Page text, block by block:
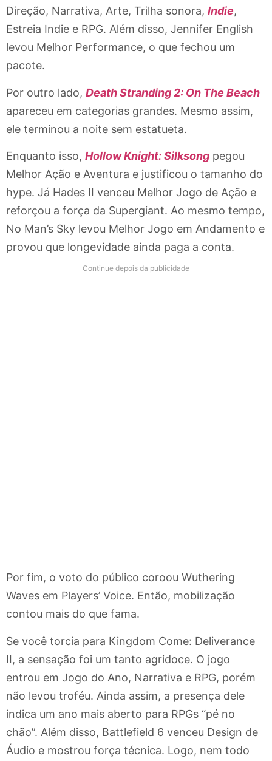
Direção, Narrativa, Arte, Trilha sonora, Indie,
Estreia Indie e RPG. Além disso, Jennifer English
levou Melhor Performance, o que fechou um
pacote.
Por outro lado, Death Stranding 2: On The Beach
apareceu em categorias grandes. Mesmo assim,
ele terminou a noite sem estatueta.
Enquanto isso, Hollow Knight: Silksong pegou
Melhor Ação e Aventura e justificou o tamanho do
hype. Já Hades II venceu Melhor Jogo de Ação e
reforçou a força da Supergiant. Ao mesmo tempo,
No Man’s Sky levou Melhor Jogo em Andamento e
provou que longevidade ainda paga a conta.
Continue depois da publicidade
Por fim, o voto do público coroou Wuthering
Waves em Players’ Voice. Então, mobilização
contou mais do que fama.
Se você torcia para Kingdom Come: Deliverance
II, a sensação foi um tanto agridoce. O jogo
entrou em Jogo do Ano, Narrativa e RPG, porém
não levou troféu. Ainda assim, a presença dele
indica um ano mais aberto para RPGs “pé no
chão”. Além disso, Battlefield 6 venceu Design de
Áudio e mostrou força técnica. Logo, nem todo